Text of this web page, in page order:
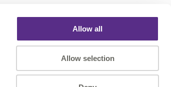
Allow all
Allow selection
Inscrivez vous à la newsletter
INSCRIVEZ-VOUS